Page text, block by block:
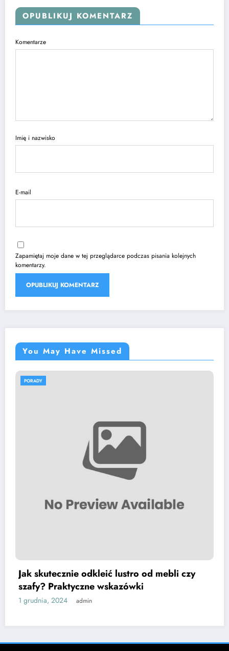
OPUBLIKUJ KOMENTARZ
Komentarze
Imię i nazwisko
E-mail
Zapamiętaj moje dane w tej przeglądarce podczas pisania kolejnych
komentarzy.
You May Have Missed
lustro od mebli czy
Pasożyty żyjące w
znajdziemy i jak się